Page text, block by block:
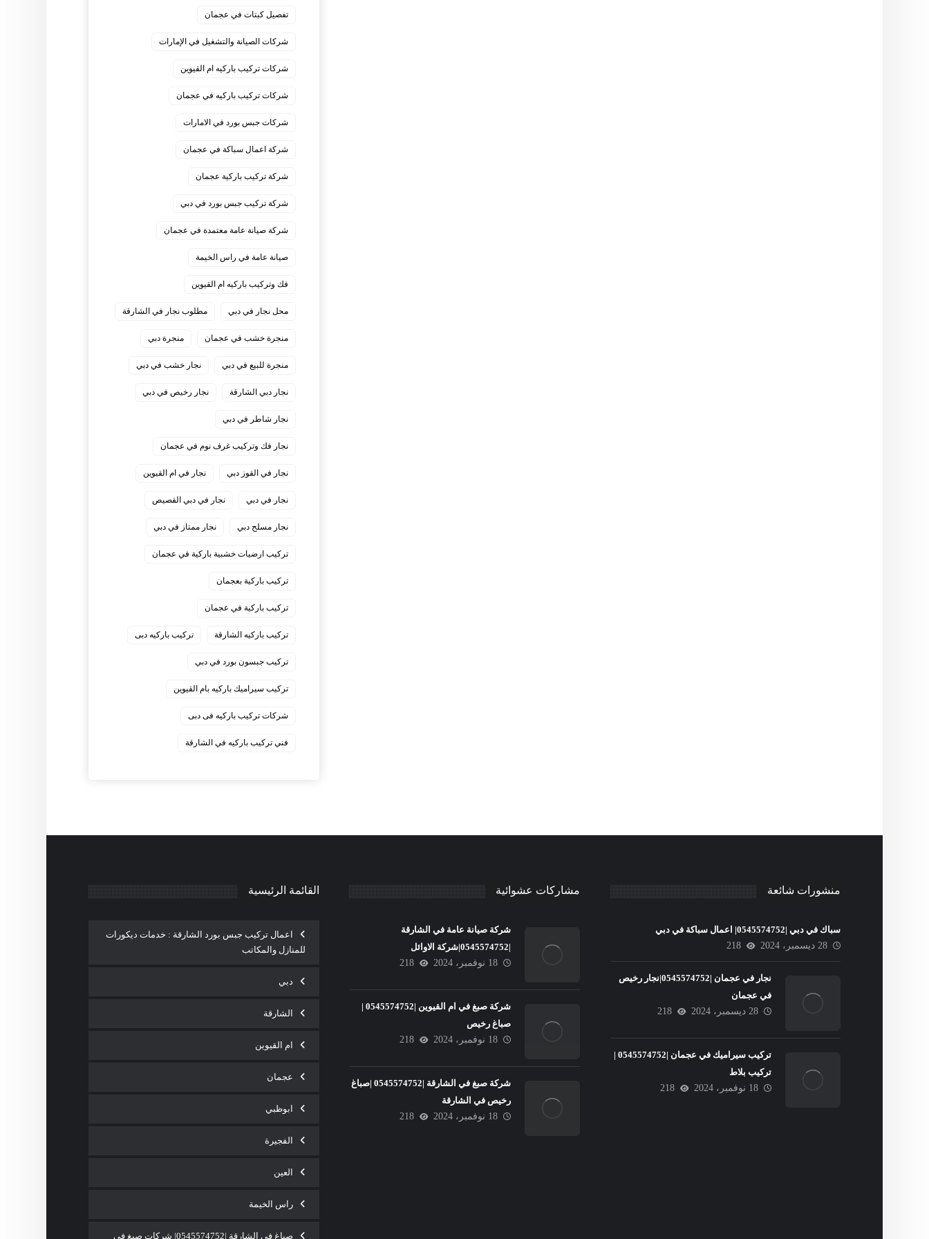
تفصيل كبتات في عجمان
شركات الصيانة والتشغيل في الإمارات
شركات تركيب باركيه ام القيوين
شركات تركيب باركيه في عجمان
شركات جبس بورد في الامارات
شركة اعمال سباكة في عجمان
شركة تركيب باركية عجمان
شركة تركيب جبس بورد في دبي
شركة صيانة عامة معتمدة في عجمان
صيانة عامة في راس الخيمة
فك وتركيب باركيه ام القيوين
محل نجار في دبي مطلوب نجار في الشارقة
منجرة خشب في عجمان منجرة دبي
منجرة للبيع في دبي نجار خشب في دبي
نجار دبي الشارقة نجار رخيص في دبي
نجار شاطر في دبي
نجار فك وتركيب غرف نوم في عجمان
نجار في القوز دبي نجار في ام القيوين
نجار في دبي نجار في دبي القصيص
نجار مسلح دبي نجار ممتاز في دبي
‏تركيب ارضيات خشبية باركية في عجمان
‏تركيب باركية بعجمان
‏تركيب باركية في عجمان
‏تركيب باركيه الشارقة ‏تركيب باركيه دبى
‏تركيب جبسون بورد في دبي
‏تركيب سيراميك باركيه بام القيوين
‏شركات تركيب باركيه فى دبى
‏فني تركيب باركيه في الشارقة
منشورات شائعة
سباك في دبي |0545574752| اعمال سباكة في دبي
28 ديسمبر، 2024
218
نجار في عجمان |0545574752|نجار رخيص
في عجمان
28 ديسمبر، 2024
218
تركيب سيراميك في عجمان |0545574752 |
تركيب بلاط
18 نوفمبر، 2024
218
مشاركات عشوائية
شركة صيانة عامة في الشارقة
|0545574752|شركة الاوائل
18 نوفمبر، 2024
218
شركة صبغ في ام القيوين |0545574752 |
صباغ رخيص
18 نوفمبر، 2024
218
شركة صبغ في الشارقة |0545574752 |صباغ
رخيص في الشارقة
18 نوفمبر، 2024
218
القائمة الرئيسية
اعمال تركيب جبس بورد الشارقة : خدمات ديكورات
للمنازل والمكاتب
دبي
الشارقة
ام القيوين
عجمان
ابوظبي
الفجيرة
العين
راس الخيمة
صباغ في الشارقة |0545574752| شركات صبغ فى